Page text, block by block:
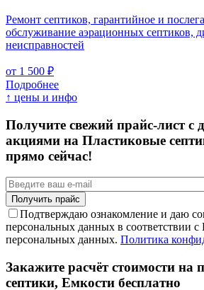
Ремонт септиков, гарантийное и
обслуживание аэрационных септиков,
неисправностей
от 1 500 ₽
Подробнее
↑ цены и инфо
Получите свежий прайс-лист с
акциями на Пластиковые
прямо сейчас!
Подтверждаю ознакомление и даю
персональных данных в соответствии
персональных данных. Политика
Закажите расчёт стоимости на
септики, Емкости бесплатно